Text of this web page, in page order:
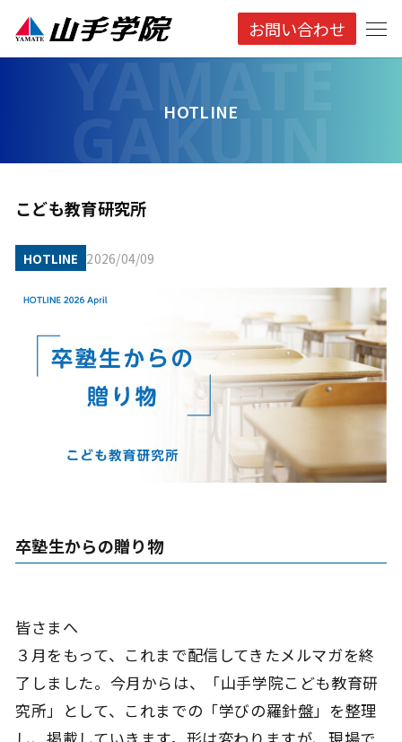
お問い合わせ
HOTLINE
こども教育研究所
HOTLINE 2026/04/09
卒塾生からの贈り物
皆さまへ
３月をもって、これまで配信してきたメルマガを終
了しました。今月からは、「山手学院こども教育研
究所」として、これまでの「学びの羅針盤」を整理